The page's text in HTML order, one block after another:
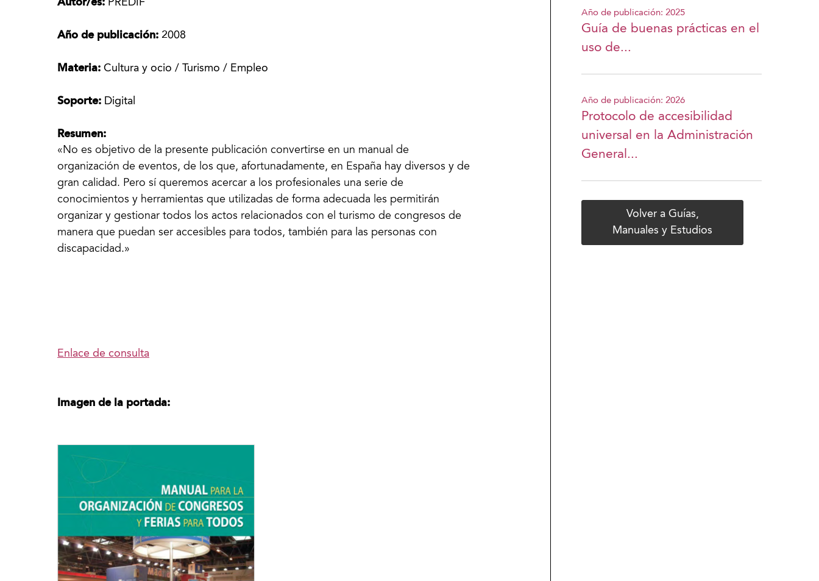
Autor/es: PREDIF
Año de publicación: 2008
Materia:Cultura y ocio / Turismo / Empleo
Soporte: Digital
Resumen:
«No es objetivo de la presente publicación convertirse en un manual de
organización de eventos, de los que, afortunadamente, en España hay diversos y de
gran calidad. Pero sí queremos acercar a los profesionales una serie de
conocimientos y herramientas que utilizadas de forma adecuada les permitirán
organizar y gestionar todos los actos relacionados con el turismo de congresos de
manera que puedan ser accesibles para todos, también para las personas con
discapacidad.»
Enlace de consulta
Imagen de la portada:
Año de publicación: 2025
Guía de buenas prácticas en el
uso de...
Año de publicación: 2026
Protocolo de accesibilidad
universal en la Administración
General...
Volver a Guías,
Manuales y Estudios